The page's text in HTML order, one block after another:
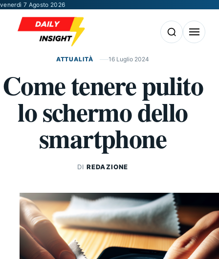
Vai al contenuto
venerdì 7 Agosto 2026
Apri la ricerca
Apri il
ATTUALITÀ 16 Luglio 2024
Come tenere pulito
lo schermo dello
smartphone
DIREDAZIONE